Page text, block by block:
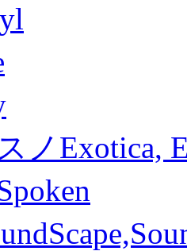
ノ Exotica,